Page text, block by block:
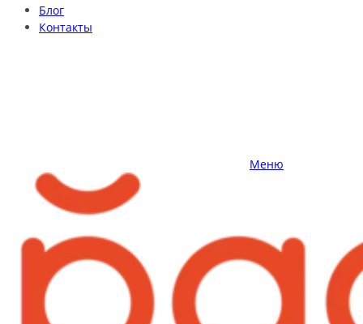
Блог
Контакты
Меню